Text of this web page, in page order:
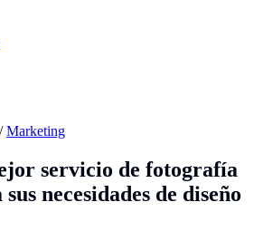
/ Marketing
servicio de fotografía
necesidades de diseño